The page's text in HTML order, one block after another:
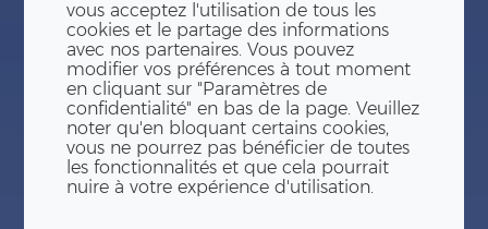
vous acceptez l'utilisation de tous les
cookies et le partage des informations
avec nos partenaires. Vous pouvez
modifier vos préférences à tout moment
en cliquant sur "Paramètres de
confidentialité" en bas de la page. Veuillez
noter qu'en bloquant certains cookies,
vous ne pourrez pas bénéficier de toutes
les fonctionnalités et que cela pourrait
nuire à votre expérience d'utilisation.